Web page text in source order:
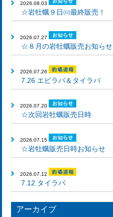
2026.08.03
☆岩牡蠣９日㈰最終販売！
2026.07.27
☆８月の岩牡蠣販売お知らせ
2026.07.26
7.26 エビラバ＆タイラバ
2026.07.20
☆次回岩牡蠣販売日時
2026.07.15
☆岩牡蠣販売日時お知らせ
2026.07.12
7.12 タイラバ
アーカイブ